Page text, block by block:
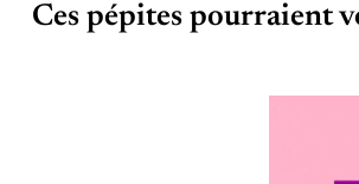
Ces pépites pourraient